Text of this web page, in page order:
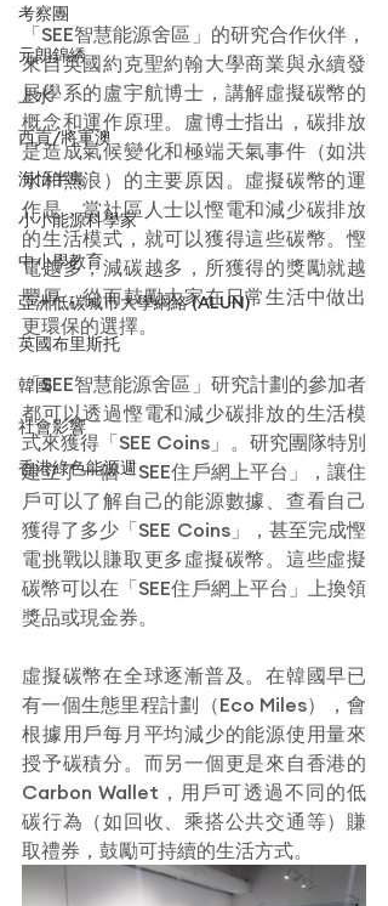
考察團
元朗錦綉
上水
西貢/將軍澳
海怡半島
小小能源科學家
中小學教育
亞洲低碳城市大學網絡 (ALUN)
英國布里斯托
韓國
社會影響
香港綠色能源週
「SEE智慧能源舍區」的研究合作伙伴，
來自英國約克聖約翰大學商業與永續發
展學系的盧宇航博士，講解虛擬碳幣的
概念和運作原理。盧博士指出，碳排放
是造成氣候變化和極端天氣事件（如洪
水和熱浪）的主要原因。虛擬碳幣的運
作是，當社區人士以慳電和減少碳排放
的生活模式，就可以獲得這些碳幣。慳
電越多，減碳越多，所獲得的獎勵就越
豐厚，從而鼓勵大家在日常生活中做出
更環保的選擇。
「SEE智慧能源舍區」研究計劃的參加者
都可以透過慳電和減少碳排放的生活模
式來獲得「SEE Coins」。研究團隊特別
建立了一個「SEE住戶網上平台」，讓住
戶可以了解自己的能源數據、查看自己
獲得了多少「SEE Coins」，甚至完成慳
電挑戰以賺取更多虛擬碳幣。這些虛擬
碳幣可以在「SEE住戶網上平台」上換領
獎品或現金券。
虛擬碳幣在全球逐漸普及。在韓國早已
有一個生態里程計劃（Eco Miles），會
根據用戶每月平均減少的能源使用量來
授予碳積分。而另一個更是來自香港的
Carbon Wallet，用戶可透過不同的低
碳行為（如回收、乘搭公共交通等）賺
取禮券，鼓勵可持續的生活方式。